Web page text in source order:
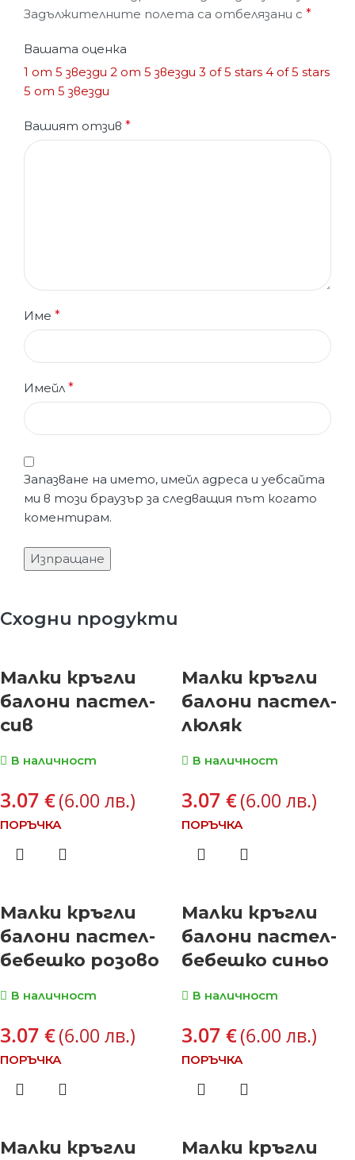
Задължителните полета са отбелязани с *
Вашата оценка
1 от 5 звезди 2 от 5 звезди 3 of 5 stars 4 of 5 stars
5 от 5 звезди
Вашият отзив *
Име *
Имейл *
Запазване на името, имейл адреса и уебсайта
ми в този браузър за следващия път когато
коментирам.
Сходни продукти
Малки кръгли
балони пастел-
сив
В наличност
3.07 €(6.00 лв.)
ПОРЪЧКА
Малки кръгли
балони пастел-
люляк
В наличност
3.07 €(6.00 лв.)
ПОРЪЧКА
Малки кръгли
балони пастел-
бебешко розово
В наличност
3.07 €(6.00 лв.)
ПОРЪЧКА
Малки кръгли
балони пастел-
бебешко синьо
В наличност
3.07 €(6.00 лв.)
ПОРЪЧКА
Малки кръгли
Малки кръгли